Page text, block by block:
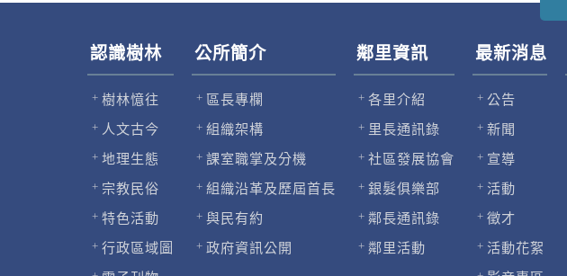
認識樹林
樹林憶往
人文古今
地理生態
宗教民俗
特色活動
行政區域圖
公所簡介
區長專欄
組織架構
課室職掌及分機
組織沿革及歷屆首長
與民有約
政府資訊公開
鄰里資訊
各里介紹
里長通訊錄
社區發展協會
銀髮俱樂部
鄰長通訊錄
鄰里活動
最新消息
公告
新聞
宣導
活動
徵才
活動花絮